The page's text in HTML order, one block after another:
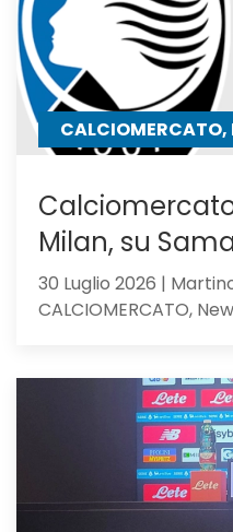
Milan, su
30 Luglio 2026 |
CALCIOMERCATO,